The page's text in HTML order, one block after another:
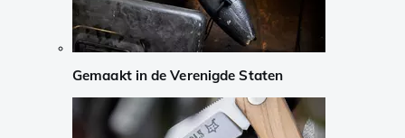
Gemaakt in de Verenigde Staten